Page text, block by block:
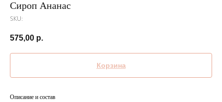
Сироп Ананас
SKU:
575,00 р.
Корзина
Описание и состав